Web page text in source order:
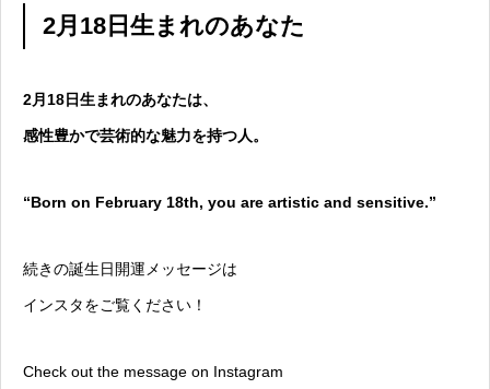
2月18日生まれのあなた
2月18日生まれのあなたは、
感性豊かで芸術的な魅力を持つ人。
“Born on February 18th, you are artistic and sensitive.”
続きの誕生日開運メッセージは
インスタをご覧ください！
Check out the message on Instagram